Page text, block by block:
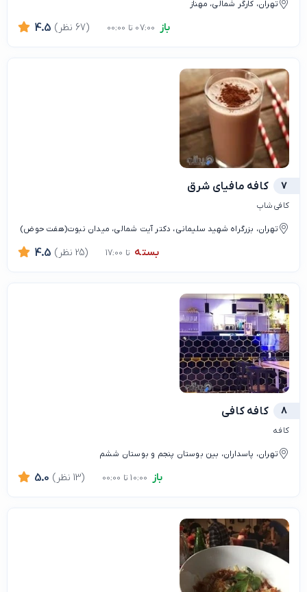
تهران، کارگر شمالی، مهناز
باز 4.5 (67 نظر)
7 کافه مافیای شرق
کافی شاپ
تهران، بزرگراه شهید سلیمانی، دکتر آیت شمالی، میدان نبوت(هفت حوض)
بسته تا 17:00 4.5 (25 نظر)
8 کافه كافي
کافه
تهران، پاسداران، بین بوستان پنجم و بوستان ششم
باز 5.0 (13 نظر)